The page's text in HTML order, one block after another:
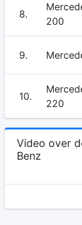
8.
200
9.
10.
220
Video over
Benz